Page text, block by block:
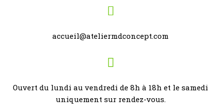
accueil@ateliermdconcept.com
Ouvert du lundi au vendredi de 8h à 18h et le samedi
uniquement sur rendez-vous.